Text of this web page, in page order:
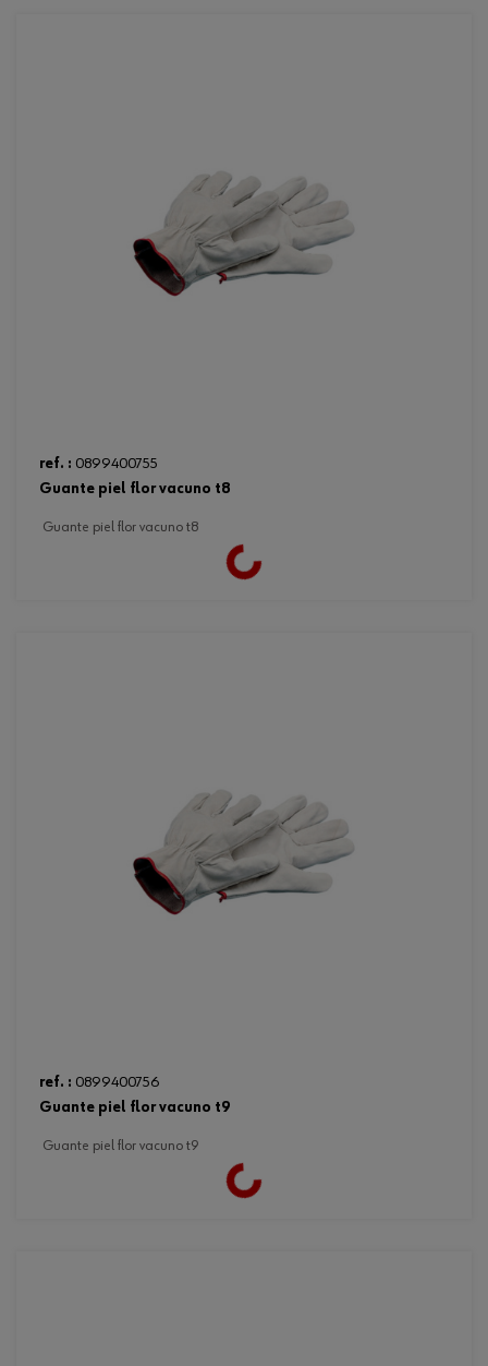
ref. : 0899400755
guante piel flor vacuno t8
guante piel flor vacuno t8
Loading...
ref. : 0899400756
guante piel flor vacuno t9
guante piel flor vacuno t9
Loading...